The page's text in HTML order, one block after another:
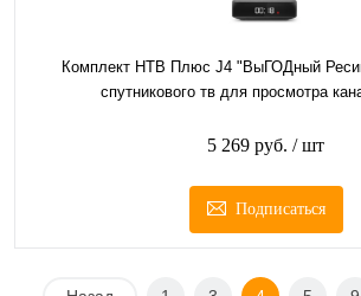
Комплект НТВ Плюс J4 "ВыГОДный
спутникового тв для просмотра
5 269 руб. / шт
Подписаться